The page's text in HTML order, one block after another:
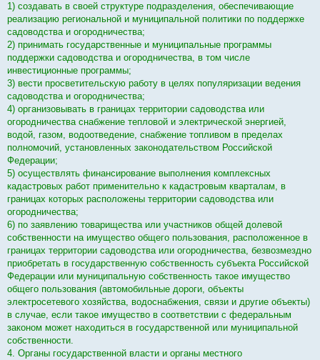
1) создавать в своей структуре подразделения, обеспечивающие
реализацию региональной и муниципальной политики по поддержке
садоводства и огородничества;
2) принимать государственные и муниципальные программы
поддержки садоводства и огородничества, в том числе
инвестиционные программы;
3) вести просветительскую работу в целях популяризации ведения
садоводства и огородничества;
4) организовывать в границах территории садоводства или
огородничества снабжение тепловой и электрической энергией,
водой, газом, водоотведение, снабжение топливом в пределах
полномочий, установленных законодательством Российской
Федерации;
5) осуществлять финансирование выполнения комплексных
кадастровых работ применительно к кадастровым кварталам, в
границах которых расположены территории садоводства или
огородничества;
6) по заявлению товарищества или участников общей долевой
собственности на имущество общего пользования, расположенное в
границах территории садоводства или огородничества, безвозмездно
приобретать в государственную собственность субъекта Российской
Федерации или муниципальную собственность такое имущество
общего пользования (автомобильные дороги, объекты
электросетевого хозяйства, водоснабжения, связи и другие объекты)
в случае, если такое имущество в соответствии с федеральным
законом может находиться в государственной или муниципальной
собственности.
4. Органы государственной власти и органы местного